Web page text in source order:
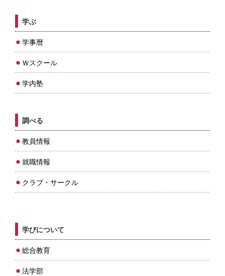
学ぶ
学事暦
Ｗスクール
学内塾
調べる
教員情報
就職情報
クラブ・サークル
学びについて
総合教育
法学部